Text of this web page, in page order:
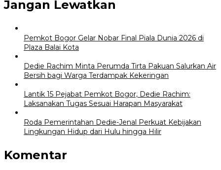
Jangan Lewatkan
Pemkot Bogor Gelar Nobar Final Piala Dunia 2026 di
Plaza Balai Kota
Dedie Rachim Minta Perumda Tirta Pakuan Salurkan Air
Bersih bagi Warga Terdampak Kekeringan
Lantik 15 Pejabat Pemkot Bogor, Dedie Rachim:
Laksanakan Tugas Sesuai Harapan Masyarakat
Roda Pemerintahan Dedie-Jenal Perkuat Kebijakan
Lingkungan Hidup dari Hulu hingga Hilir
Komentar